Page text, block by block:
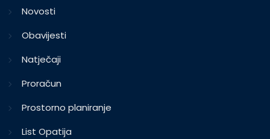
Novosti
Obavijesti
Natječaji
Proračun
Prostorno planiranje
List Opatija